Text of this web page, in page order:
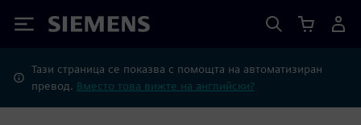
Siemens
Тази страница се показва с помощта на автоматизиран
превод. Вместо това вижте на английски?